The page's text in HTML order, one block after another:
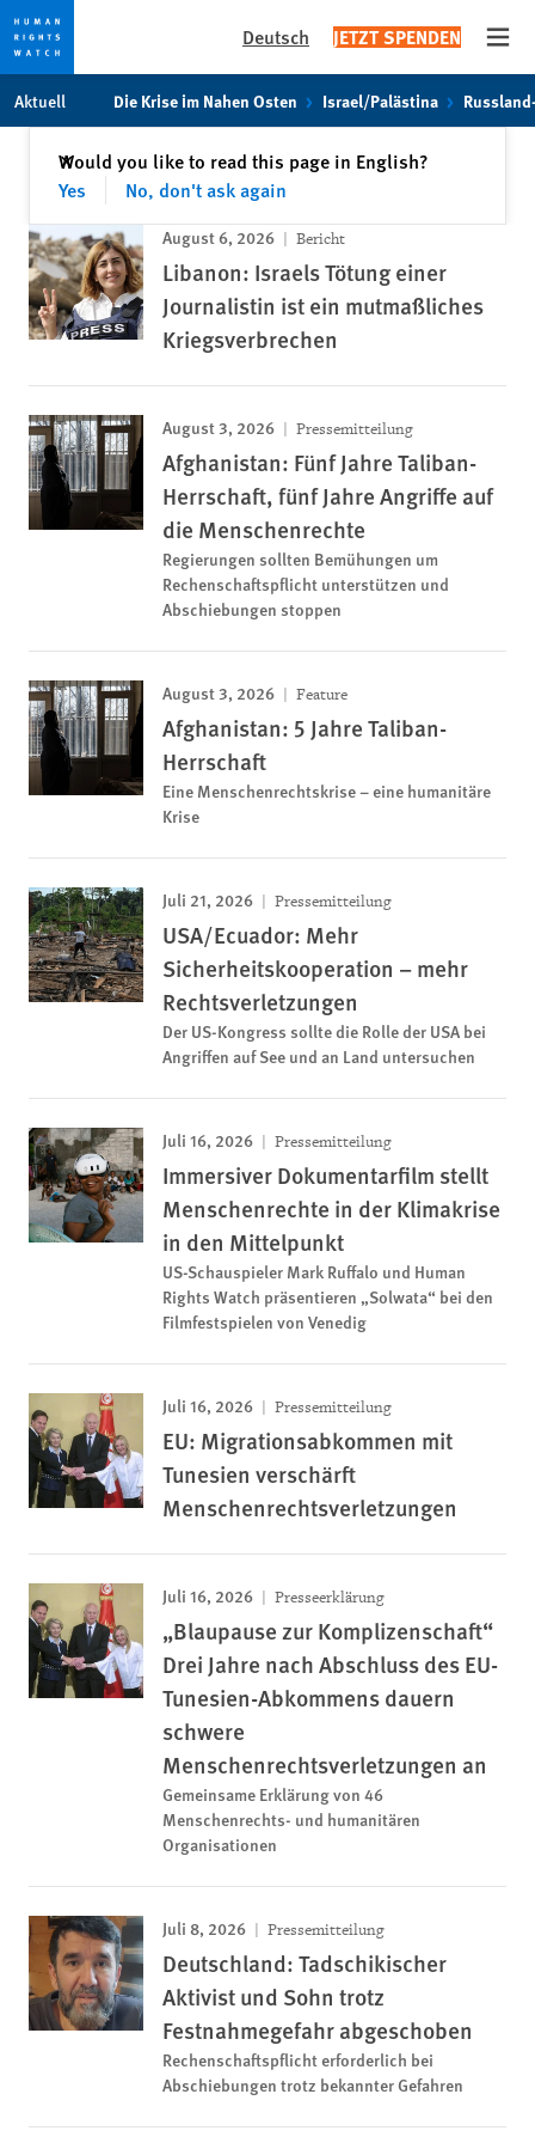
Skip
to
Skip
to
content
Deutsch JETZT SPENDEN
Aktuell Die Krise im Nahen Osten Israel/Palästina
Would you like to read this page in English?
Yes
No, don't ask again
✕Schließen
August 6, 2026 Bericht
Libanon: Israels Tötung einer
Journalistin ist ein mutmaßliches
Kriegsverbrechen
August 3, 2026 Pressemitteilung
Afghanistan: Fünf Jahre Taliban-
Herrschaft, fünf Jahre Angriffe auf
die Menschenrechte
Regierungen sollten Bemühungen um
Rechenschaftspflicht unterstützen und
Abschiebungen stoppen
August 3, 2026 Feature
Afghanistan: 5 Jahre Taliban-
Herrschaft
Eine Menschenrechtskrise – eine humanitäre
Krise
Juli 21, 2026 Pressemitteilung
USA/Ecuador: Mehr
Sicherheitskooperation – mehr
Rechtsverletzungen
Der US-Kongress sollte die Rolle der USA bei
Angriffen auf See und an Land untersuchen
Juli 16, 2026 Pressemitteilung
Immersiver Dokumentarfilm stellt
Menschenrechte in der Klimakrise
in den Mittelpunkt
US-Schauspieler Mark Ruffalo und Human
Rights Watch präsentieren „Solwata“ bei den
Filmfestspielen von Venedig
Juli 16, 2026 Pressemitteilung
EU: Migrationsabkommen mit
Tunesien verschärft
Menschenrechtsverletzungen
Juli 16, 2026 Presseerklärung
„Blaupause zur Komplizenschaft“
Drei Jahre nach Abschluss des EU-
Tunesien-Abkommens dauern
schwere
Menschenrechtsverletzungen an
Gemeinsame Erklärung von 46
Menschenrechts- und humanitären
Organisationen
Juli 8, 2026 Pressemitteilung
Deutschland: Tadschikischer
Aktivist und Sohn trotz
Festnahmegefahr abgeschoben
Rechenschaftspflicht erforderlich bei
Abschiebungen trotz bekannter Gefahren